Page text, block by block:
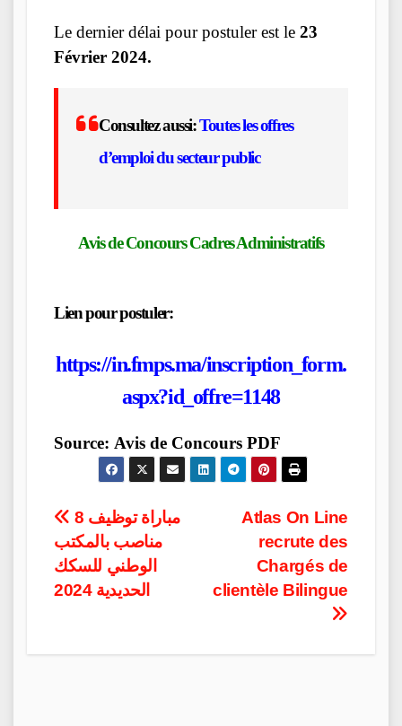
Le dernier délai pour postuler est le 23
Février 2024.
Consultez aussi:Toutes les offres
d’emploi du secteur public
Avis de Concours Cadres Administratifs
Lien pour postuler:
https://in.fmps.ma/inscription_form.
aspx?id_offre=1148
Source: Avis de Concours PDF
Post
navigation
Atlas On Line
recrute des
Chargés de
clientèle Bilingue
مباراة توظيف 8
مناصب بالمكتب
الوطني للسكك
الحديدية 2024